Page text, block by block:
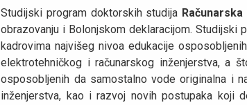
Studijski program doktorskih studija
obrazovanju i Bolonjskom deklaracijom. Studijski
kadrovima najvišeg nivoa edukacije
elektrotehničkog i računarskog inženjerstva, a
osposobljenih da samostalno vode originalna i
inženjerstva, kao i razvoj novih postupaka koji